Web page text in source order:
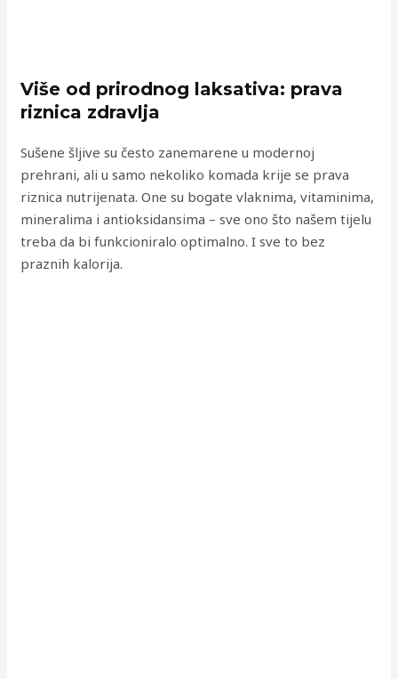
Više od prirodnog laksativa: prava
riznica zdravlja
Sušene šljive su često zanemarene u modernoj
prehrani, ali u samo nekoliko komada krije se prava
riznica nutrijenata. One su bogate vlaknima, vitaminima,
mineralima i antioksidansima – sve ono što našem tijelu
treba da bi funkcioniralo optimalno. I sve to bez
praznih kalorija.